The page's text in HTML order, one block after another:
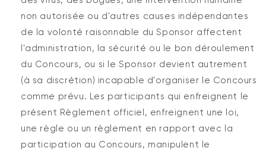
non autorisée ou d'autres causes indépendantes
de la volonté raisonnable du Sponsor affectent
l'administration, la sécurité ou le bon déroulement
du Concours, ou si le Sponsor devient autrement
(à sa discrétion) incapable d'organiser le Concours
comme prévu. Les participants qui enfreignent le
présent Règlement officiel, enfreignent une loi,
une règle ou un règlement en rapport avec la
participation au Concours, manipulent le